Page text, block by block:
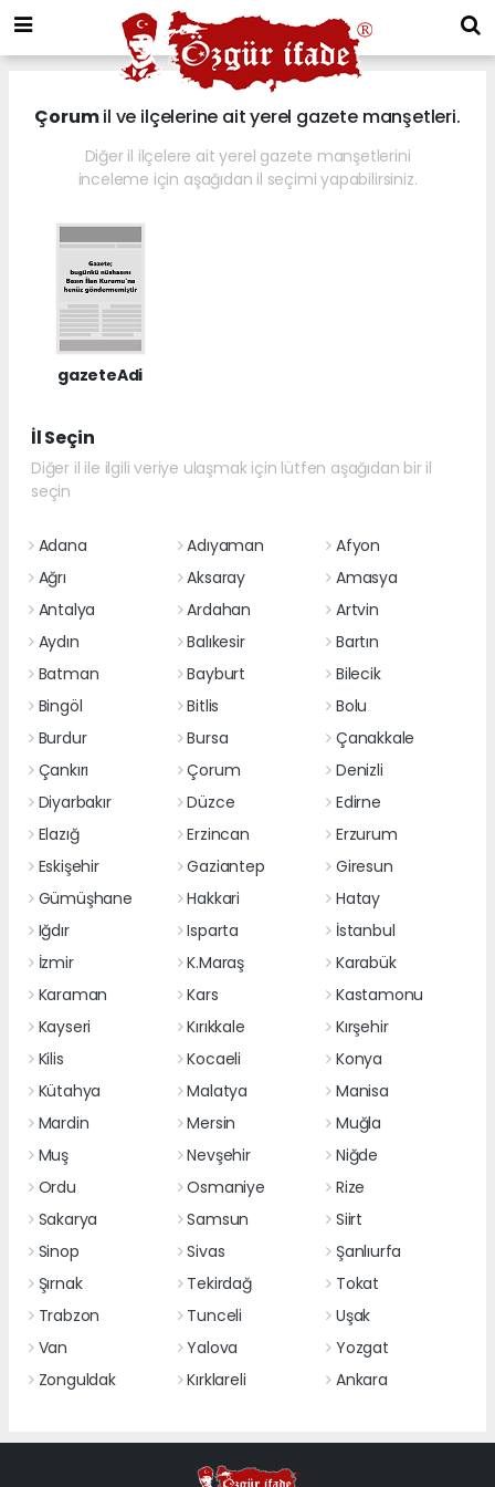
Çorumil ve ilçelerine ait yerel gazete manşetleri.
Diğer il ilçelere ait yerel gazete manşetlerini
inceleme için aşağıdan il seçimi yapabilirsiniz.
gazeteAdi
İl Seçin
Diğer il ile ilgili veriye ulaşmak için lütfen aşağıdan bir il
seçin
Adana Adıyaman
Afyon
Ağrı
Aksaray
Amasya
Antalya
Ardahan
Artvin
Aydın
Balıkesir
Bartın
Batman
Bayburt
Bilecik
Bingöl
Bitlis
Bolu
Burdur
Bursa
Çanakkale
Çankırı
Çorum
Denizli
Diyarbakır
Düzce
Edirne
Elazığ
Erzincan
Erzurum
Eskişehir
Gaziantep
Giresun
Gümüşhane
Hakkari
Hatay
Iğdır
Isparta
İstanbul
İzmir
K.Maraş
Karabük
Karaman
Kars
Kastamonu
Kayseri
Kırıkkale
Kırşehir
Kilis
Kocaeli
Konya
Kütahya
Malatya
Manisa
Mardin
Mersin
Muğla
Muş
Nevşehir
Niğde
Ordu
Osmaniye
Rize
Sakarya
Samsun
Siirt
Sinop
Sivas
Şanlıurfa
Şırnak
Tekirdağ
Tokat
Trabzon
Tunceli
Uşak
Van
Yalova
Yozgat
Zonguldak
Kırklareli Ankara